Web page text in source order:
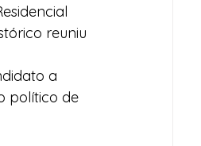
reuniu
a
político de